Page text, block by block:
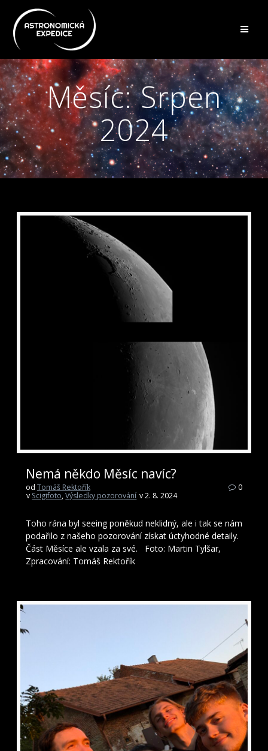
Měsíc:Srpen
2024
Nemá někdo Měsíc navíc?
od Tomáš Rektořík
v Scigifoto,Výsledky pozorování v 2. 8. 2024
0
Toho rána byl seeing poněkud neklidný, ale i tak se nám
podařilo z našeho pozorování získat úctyhodné detaily.
Část Měsíce ale vzala za své. Foto: Martin Tylšar,
Zpracování: Tomáš Rektořík